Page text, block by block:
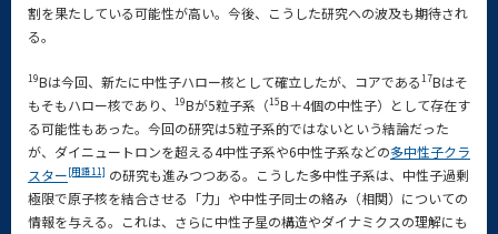
割を果たしている可能性が高い。今後、こうした研究への波及も期待され
る。
19Bは今回、新たに中性子ハロー核として確立したが、コアである 17Bはそ
もそもハロー核であり、
19Bが5粒子系（15B＋4個の中性子）として存在す
る可能性もあった。今回の研究は5粒子系的ではないという結論だった
が、ダイニュートロンを超える4中性子系や6中性子系などの多中性子クラ
スター[用語11] の研究も進みつつある。こうした多中性子系は、中性子過剰
極限で原子核を結合させる「力」や中性子同士の絡み（相関）についての
情報を与える。これは、さらに中性子星の構造やダイナミクスの理解にも